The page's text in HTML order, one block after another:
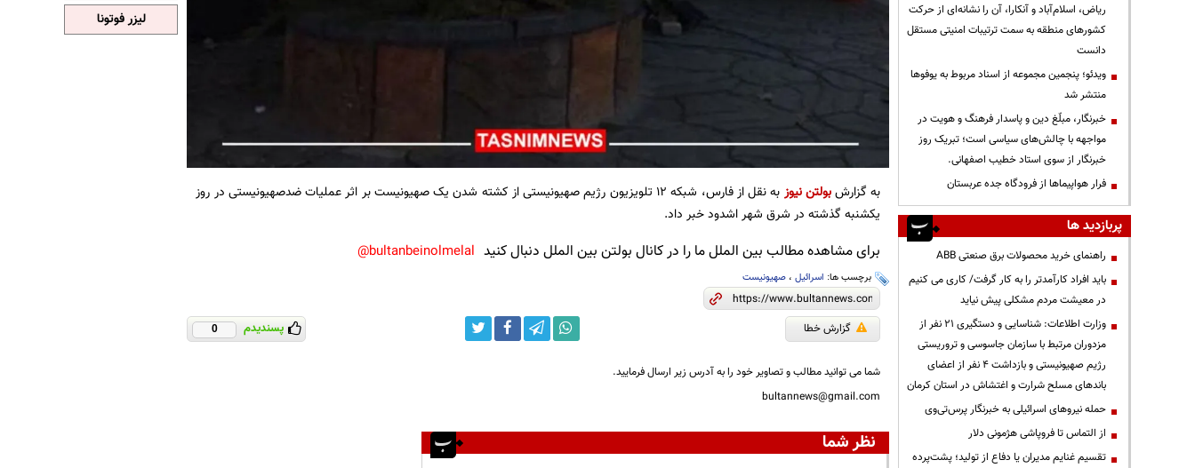
به گزارشبولتن نیوز به نقل از فارس،
شبکه ۱۲ تلویزیون رژیم صهیونیستی از کشته شدن یک صهیونیست بر اثر عملیات ضدصهیونیستی در روز
یکشنبه گذشته در شرق شهر اشدود خبر داد.
برای مشاهده مطالب بین الملل ما را در کانال بولتن بین الملل دنبال کنید bultanbeinolmelal@
برچسب ها: اسرائیل، صهیونیست
گزارش خطا پسندیدم 0
شما می توانید مطالب و تصاویر خود را به آدرس زیر ارسال فرمایید.
bultannews@gmail.com
نظر شما
ریاض، اسلام‌آباد و آنکارا، آن را نشانه‌ای از حرکت
کشورهای منطقه به سمت ترتیبات امنیتی مستقل
دانست
ویدئو؛ پنجمین مجموعه از اسناد مربوط به یوفوها
منتشر شد
خبرنگار، مبلّغ دین و پاسدار فرهنگ و هویت در
مواجهه با چالش‌های سیاسی است؛ تبریک روز
خبرنگار از سوی استاد خطیب اصفهانی.
فرار هواپیماها از فرودگاه جده عربستان
پربازدید ها
راهنمای خرید محصولات برق صنعتی ABB
باید افراد کارآمدتر را به کار گرفت/ کاری می کنیم
در معیشت مردم مشکلی پیش نیاید
وزارت اطلاعات: شناسایی و دستگیری ۲۱ نفر از
مزدوران مرتبط با سازمان جاسوسی و تروریستی
رژیم صهیونیستی و بازداشت ۴ نفر از اعضای
باندهای مسلح شرارت و اغتشاش در استان کرمان
حمله نیروهای اسرائیلی به خبرنگار پرس‌تی‌وی
از التماس تا فروپاشی هژمونی دلار
تقسیم غنایم مدیران یا دفاع از تولید؛ پشت‌پرده
لیزر فوتونا